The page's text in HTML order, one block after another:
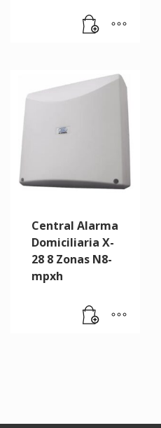
Central Alarma
Domiciliaria X-
28 8 Zonas N8-
mpxh